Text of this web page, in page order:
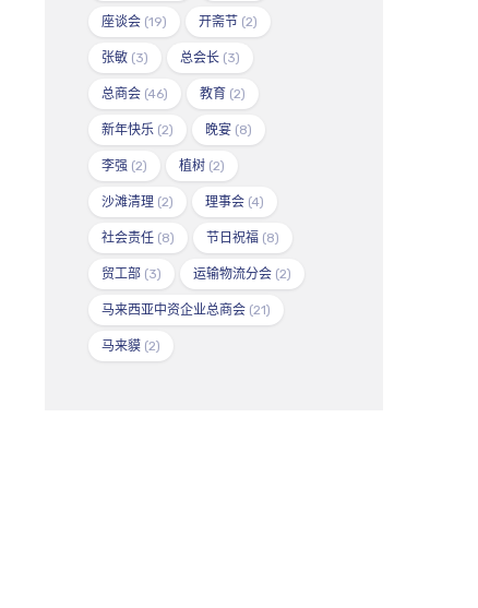
座谈会 (19) 开斋节 (2)
张敏 (3) 总会长 (3)
总商会 (46) 教育 (2)
新年快乐 (2) 晚宴 (8)
李强 (2) 植树 (2)
沙滩清理 (2) 理事会 (4)
社会责任 (8) 节日祝福 (8)
贸工部 (3) 运输物流分会 (2)
马来西亚中资企业总商会 (21)
马来貘 (2)